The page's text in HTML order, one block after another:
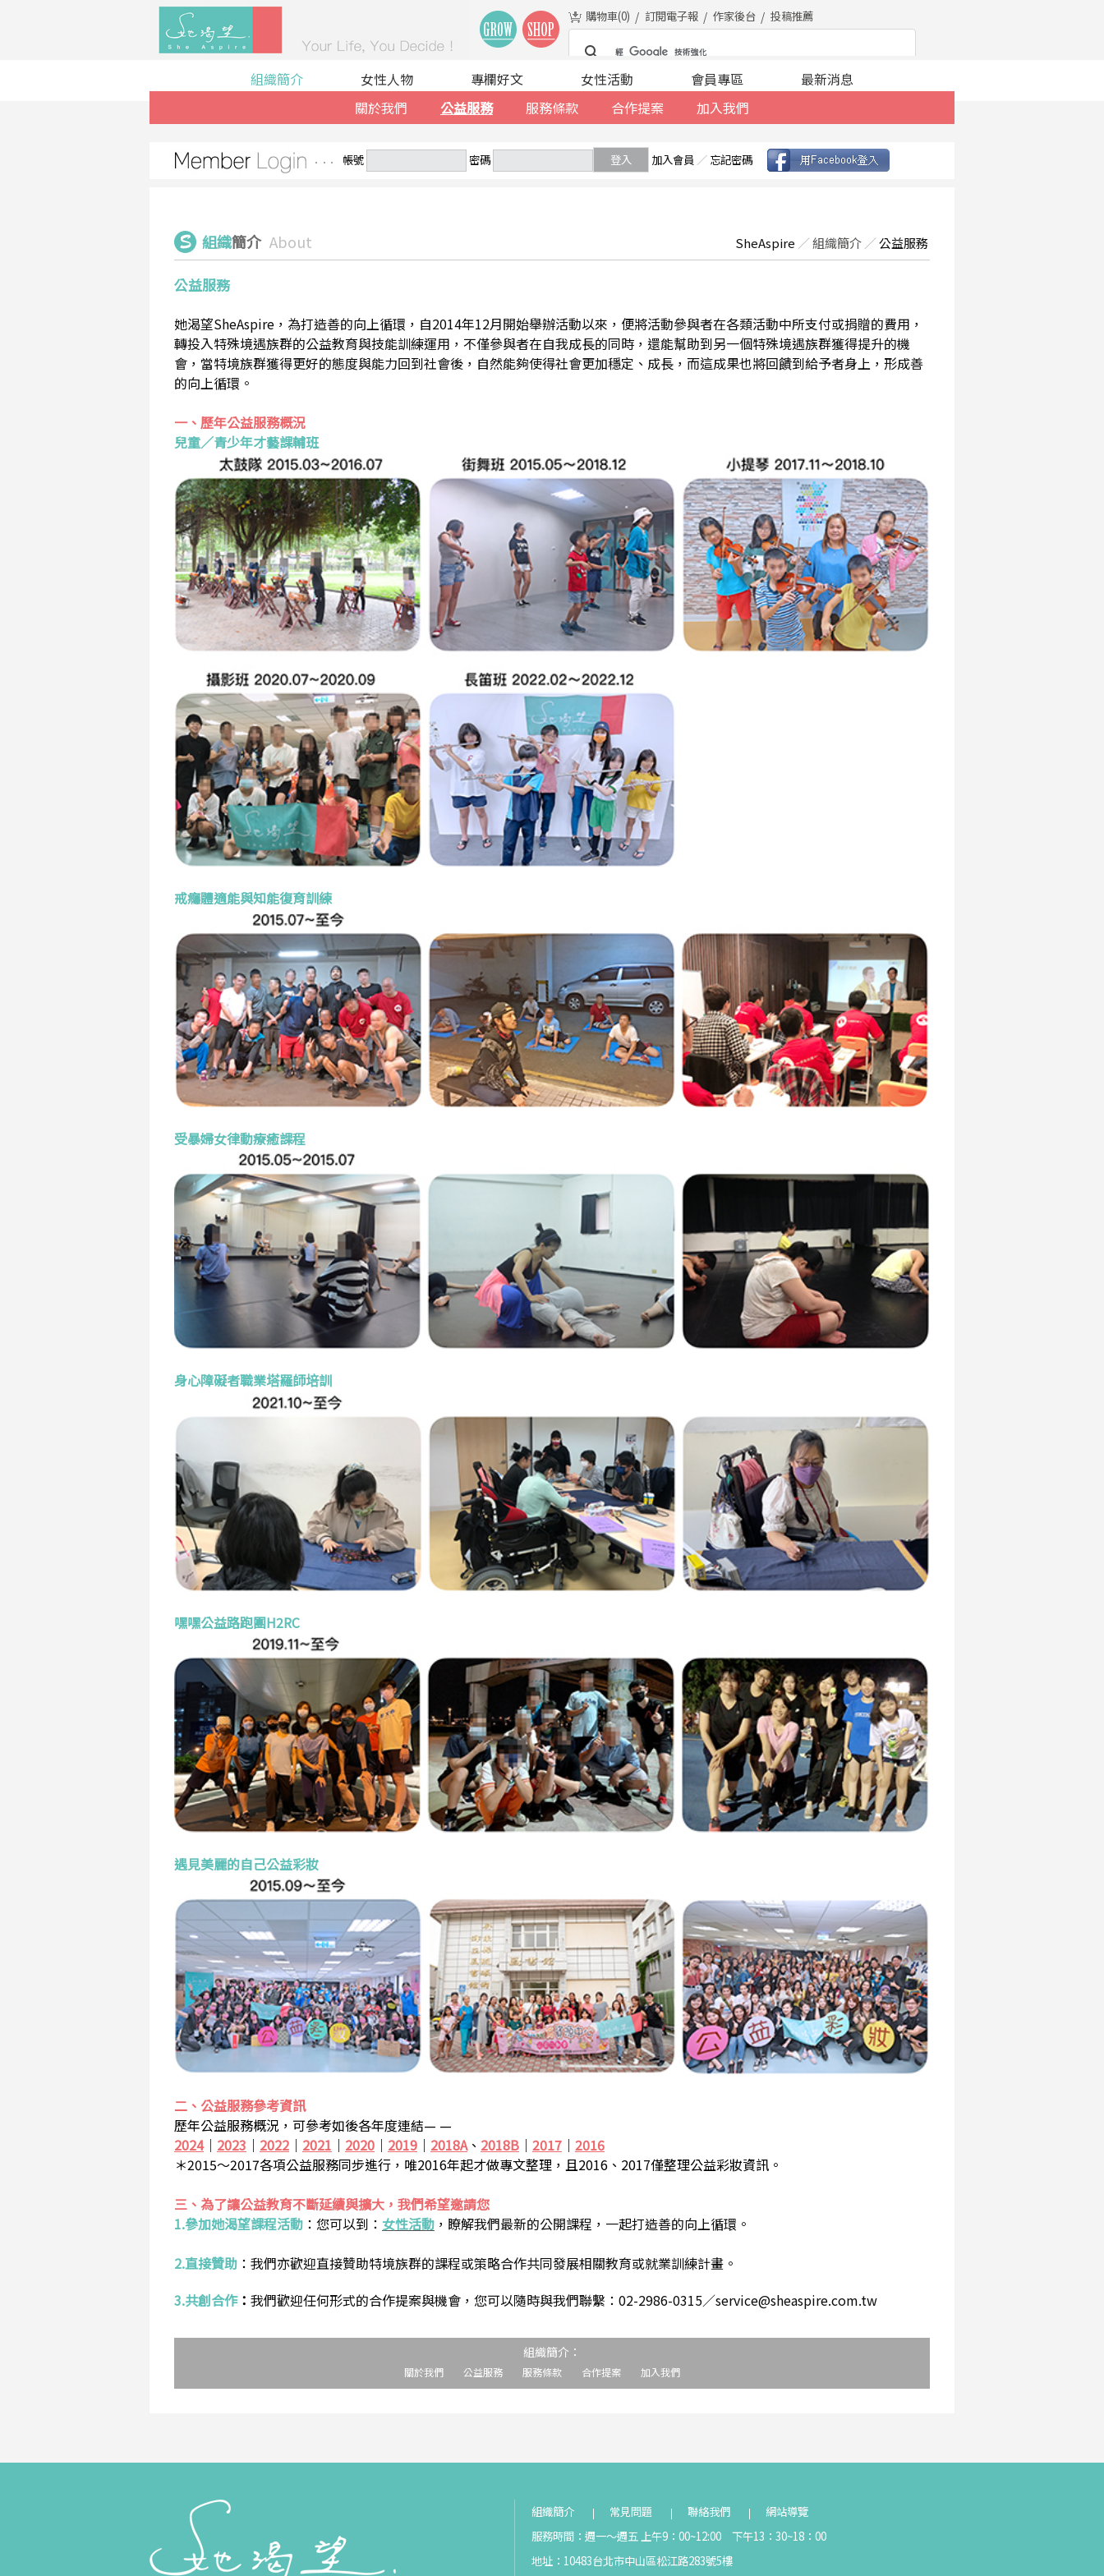
購物車(0) 訂閱電子報 作家後台 投稿推薦
組織簡介
關於我們
公益服務 服務條款 合作提案 加入我們
女性人物 專欄好文 女性活動 會員專區 最新消息
帳號 密碼 登入 加入會員 ／ 忘記密碼
組織簡介 About SheAspire ／組織簡介 ／公益服務
公益服務
她渴望SheAspire，為打造善的向上循環，自2014年12月開始舉辦活動以來，便將活動參與者在各類活動中所支付或捐贈的費用，
轉投入特殊境遇族群的公益教育與技能訓練運用，不僅參與者在自我成長的同時，還能幫助到另一個特殊境遇族群獲得提升的機
會，當特境族群獲得更好的態度與能力回到社會後，自然能夠使得社會更加穩定、成長，而這成果也將回饋到給予者身上，形成善
的向上循環。
一、歷年公益服務概況
兒童／青少年才藝課輔班
戒癮體適能與知能復育訓練
受暴婦女律動療癒課程
身心障礙者職業塔羅師培訓
嘿嘿公益路跑團H2RC
遇見美麗的自己公益彩妝
二、公益服務參考資訊
歷年公益服務概況，可參考如後各年度連結— —
2024｜ 2023 ｜ 2022 ｜ 2021 ｜ 2020 ｜ 2019 ｜ 2018A、 2018B ｜ 2017 ｜ 2016
＊2015～2017各項公益服務同步進行，唯2016年起才做專文整理，且2016、2017僅整理公益彩妝資訊。
三、為了讓公益教育不斷延續與擴大，我們希望邀請您
1.參加她渴望課程活動 ： 您可以到： 女性活動 ，瞭解我們最新的公開課程，一起打造善的向上循環。
2.直接贊助 ： 我們亦歡迎直接贊助特境族群的課程或策略合作共同發展相關教育或就業訓練計畫。
3.共創合作： 我們歡迎任何形式的合作提案與機會，您可以隨時與我們聯繫：02-2986-0315／service@sheaspire.com.tw
組織簡介：
關於我們 公益服務 服務條款 合作提案 加入我們
組織簡介 常見問題 聯絡我們
網站導覽
服務時間：週一～週五 上午9：00~12:00 下午13：30~18：00
地址：10483台北市中山區松江路283號5樓